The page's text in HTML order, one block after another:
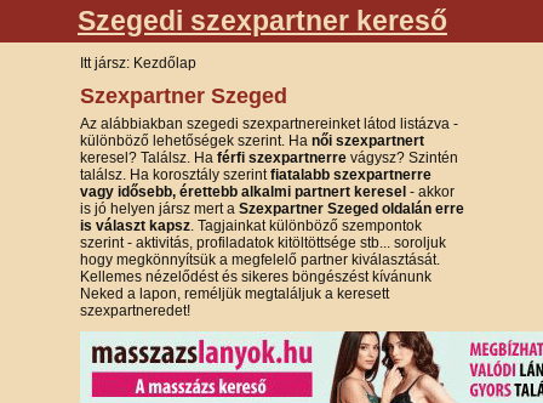
Szegedi szexpartner kereső
Itt jársz: Kezdőlap
Szexpartner Szeged
Az alábbiakban szegedi szexpartnereinket látod listázva -
különböző lehetőségek szerint. Ha női szexpartnert
keresel? Találsz. Ha férfi szexpartnerre vágysz? Szintén
találsz. Ha korosztály szerintfiatalabb szexpartnerre
vagy idősebb, érettebb alkalmi partnert keresel - akkor
is jó helyen jársz mert a Szexpartner Szeged oldalán erre
is választ kapsz. Tagjainkat különböző szempontok
szerint - aktivitás, profiladatok kitöltöttsége stb... soroljuk
hogy megkönnyítsük a megfelelő partner kiválasztását.
Kellemes nézelődést és sikeres böngészést kívánunk
Neked a lapon, reméljük megtaláljuk a keresett
szexpartneredet!